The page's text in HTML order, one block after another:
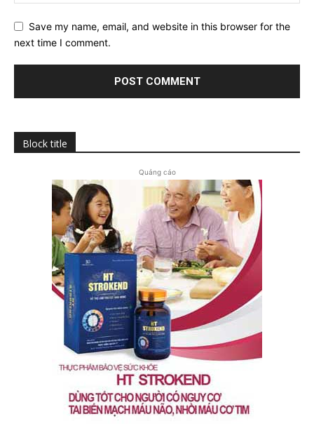
Save my name, email, and website in this browser for the
next time I comment.
Block title
Quảng cáo